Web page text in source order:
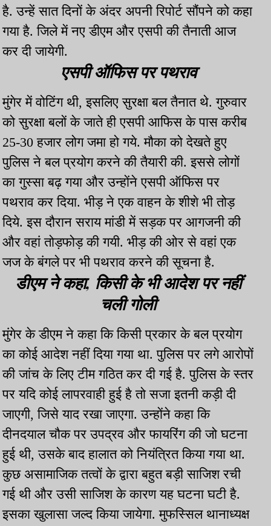
है. उन्हें सात दिनों के अंदर अपनी रिपोर्ट सौंपने को कहा
गया है. जिले में नए डीएम और एसपी की तैनाती आज
कर दी जायेगी.
एसपी ऑफिस पर पथराव
मुंगेर में वोटिंग थी, इसलिए सुरक्षा बल तैनात थे. गुरुवार
को सुरक्षा बलों के जाते ही एसपी आफिस के पास करीब
25-30 हजार लोग जमा हो गये. मौका को देखते हुए
पुलिस ने बल प्रयोग करने की तैयारी की. इससे लोगों
का गुस्सा बढ़ गया और उन्होंने एसपी ऑफिस पर
पथराव कर दिया. भीड़ ने एक वाहन के शीशे भी तोड़
दिये. इस दौरान सराय मांडी में सड़क पर आगजनी की
और वहां तोड़फोड़ की गयी. भीड़ की ओर से वहां एक
जज के बंगले पर भी पथराव करने की सूचना है.
डीएम ने कहा, किसी के भी आदेश पर नहीं
चली गोली
मुंगेर के डीएम ने कहा कि किसी प्रकार के बल प्रयोग
का कोई आदेश नहीं दिया गया था. पुलिस पर लगे आरोपों
की जांच के लिए टीम गठित कर दी गई है. पुलिस के स्तर
पर यदि कोई लापरवाही हुई है तो सजा इतनी कड़ी दी
जाएगी, जिसे याद रखा जाएगा. उन्होंने कहा कि
दीनदयाल चौक पर उपद्रव और फायरिंग की जो घटना
हुई थी, उसके बाद हालात को नियंत्रित किया गया था.
कुछ असामाजिक तत्वों के द्वारा बहुत बड़ी साजिश रची
गई थी और उसी साजिश के कारण यह घटना घटी है.
इसका खुलासा जल्द किया जायेगा. मुफस्सिल थानाध्यक्ष